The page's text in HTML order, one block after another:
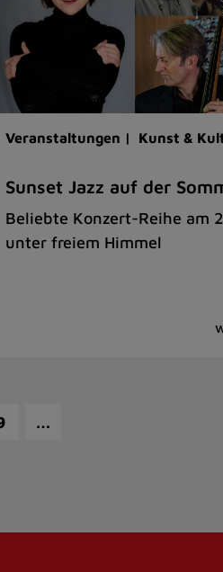
Veranstaltungen | Kunst &
Sunset Jazz auf der
Beliebte Konzert-Reihe am
unter freiem Himmel
…